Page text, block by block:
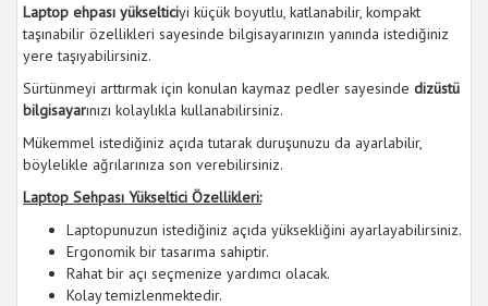
Laptop ehpası yükselticiyi küçük boyutlu, katlanabilir, kompakt
taşınabilir özellikleri sayesinde bilgisayarınızın yanında istediğiniz
yere taşıyabilirsiniz.
Sürtünmeyi arttırmak için konulan kaymaz pedler sayesinde dizüstü
bilgisayarınızı kolaylıkla kullanabilirsiniz.
Mükemmel istediğiniz açıda tutarak duruşunuzu da ayarlabilir,
böylelikle ağrılarınıza son verebilirsiniz.
Laptop Sehpası Yükseltici Özellikleri:
Laptopunuzun istediğiniz açıda yüksekliğini ayarlayabilirsiniz.
Ergonomik bir tasarıma sahiptir.
Rahat bir açı seçmenize yardımcı olacak.
Kolay temizlenmektedir.